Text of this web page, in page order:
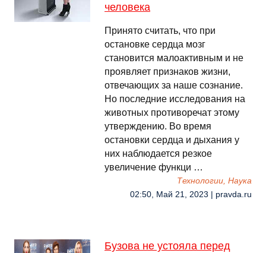
человека
Принято считать, что при
остановке сердца мозг
становится малоактивным и не
проявляет признаков жизни,
отвечающих за наше сознание.
Но последние исследования на
животных противоречат этому
утверждению. Во время
остановки сердца и дыхания у
них наблюдается резкое
увеличение функци …
Технологии, Наука
02:50, Май 21, 2023 | pravda.ru
Бузова не устояла перед